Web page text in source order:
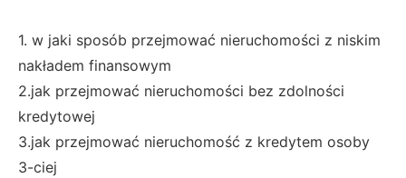
1. w jaki sposób przejmować nieruchomości z niskim
nakładem finansowym
2.jak przejmować nieruchomości bez zdolności
kredytowej
3.jak przejmować nieruchomość z kredytem osoby
3-ciej